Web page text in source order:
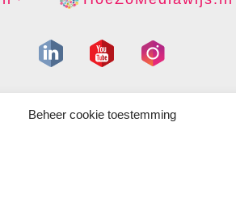
Beheer cookie toestemming